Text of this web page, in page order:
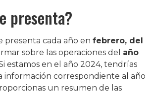
presenta?
presenta cada año en febrero, del
sobre las operaciones del año
estamos en el año 2024, tendrías
información correspondiente al año
un resumen de las